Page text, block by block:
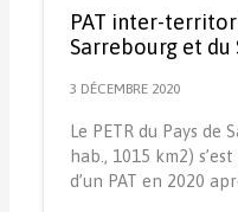
PAT inter-
Sarrebourg et du
3 DÉCEMBRE 2020
Le PETR du Pays de
hab., 1015 km2)
d’un PAT en 2020